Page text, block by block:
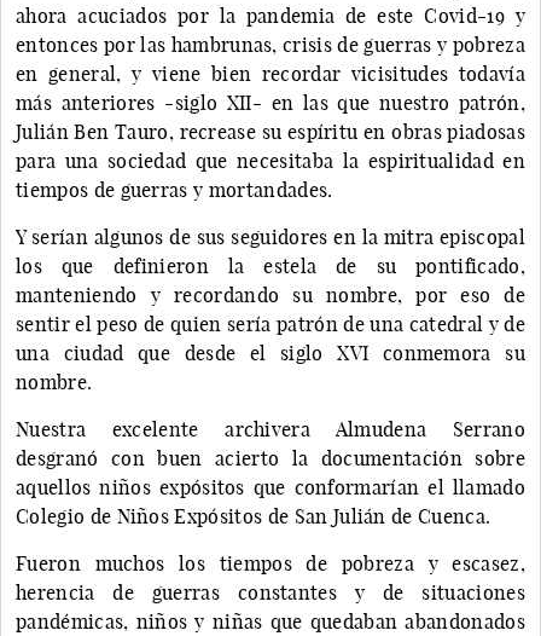
ahora acuciados por la pandemia de este Covid-19 y
entonces por las hambrunas, crisis de guerras y pobreza
en general, y viene bien recordar vicisitudes todavía
más anteriores -siglo XII- en las que nuestro patrón,
Julián Ben Tauro, recrease su espíritu en obras piadosas
para una sociedad que necesitaba la espiritualidad en
tiempos de guerras y mortandades.
Y serían algunos de sus seguidores en la mitra episcopal
los que definieron la estela de su pontificado,
manteniendo y recordando su nombre, por eso de
sentir el peso de quien sería patrón de una catedral y de
una ciudad que desde el siglo XVI conmemora su
nombre.
Nuestra excelente archivera Almudena Serrano
desgranó con buen acierto la documentación sobre
aquellos niños expósitos que conformarían el llamado
Colegio de Niños Expósitos de San Julián de Cuenca.
Fueron muchos los tiempos de pobreza y escasez,
herencia de guerras constantes y de situaciones
pandémicas, niños y niñas que quedaban abandonados